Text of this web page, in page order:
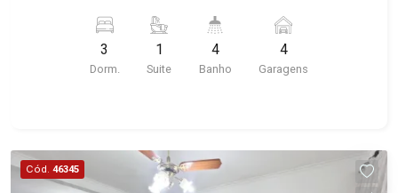
as características deste imóvel que a Martinelli
Imobiliária selecionou para você: - 290m² de área
terreno e 201m de área construí - 3 dormitórios
Churrasqueira - Piscina - Quintal - Corredor lateral
- Jardim - 4 vagas Martinelli Imobiliária,
3
Dorm.
1
Suite
4
Banho
4
Garagens
Cód. 46345